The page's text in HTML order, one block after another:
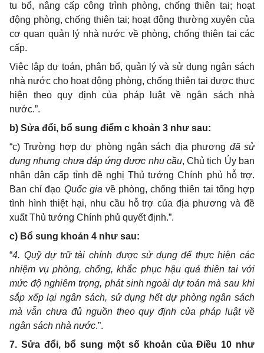
tu bổ, nâng cấp công trình phòng, chống thiên tai; hoạt
động phòng, chống thiên tai; hoạt động thường xuyên của
cơ quan quản lý nhà nước về phòng, chống thiên tai các
cấp.
Việc lập dự toán, phân bổ, quản lý và sử dụng ngân sách
nhà nước cho hoạt động phòng, chống thiên tai được thực
hiện theo quy định của pháp luật về ngân sách nhà
nước.”.
b) Sửa đổi, bổ sung điểm c khoản 3 như sau:
“c)Trường hợp dự phòng ngân sách địa phương đã sử
dụng nhưng chưa đáp ứng được nhu cầu, Chủ tịch Ủy ban
nhân dân cấp tỉnh đề nghị Thủ tướng Chính phủ hỗ trợ.
Ban chỉ đạo Quốc gia về phòng, chống thiên tai tổng hợp
tình hình thiệt hại, nhu cầu hỗ trợ của địa phương và đề
xuất Thủ tướng Chính phủ quyết định.”.
c) Bổ sung khoản 4 như sau:
“4. Quỹ dự trữ tài chính được sử dụng để thực hiện các
nhiệm vụ phòng, chống, khắc phục hậu quả thiên tai với
mức độ nghiêm trọng, phát sinh ngoài dự toán mà sau khi
sắp xếp lại ngân sách, sử dụng hết dự phòng ngân sách
mà vẫn chưa đủ nguồn theo quy định của pháp luật về
ngân sách nhà nước.”.
7. Sửa đổi, bổ sung một số khoản của Điều 10 như